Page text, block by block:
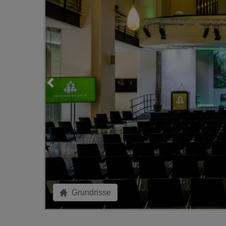
Grundrisse